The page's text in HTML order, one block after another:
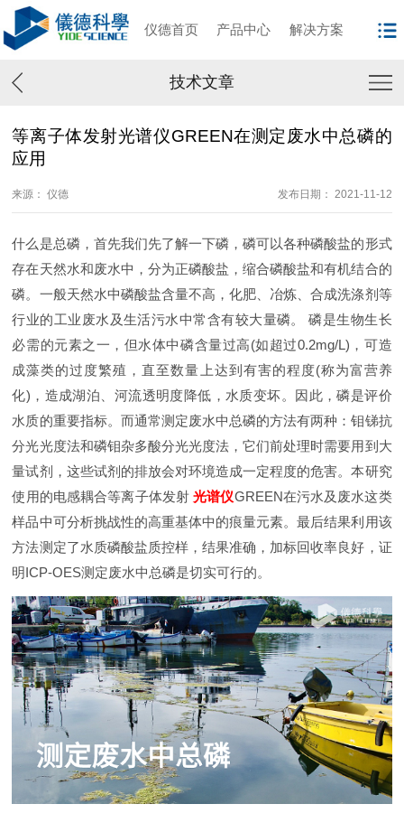
仪德首页 产品中心 解决方案
技术文章
等离子体发射光谱仪GREEN在测定废水中总磷的
应用
来源： 仪德 发布日期： 2021-11-12
什么是总磷，首先我们先了解一下磷，磷可以各种磷酸盐的形式
存在天然水和废水中，分为正磷酸盐，缩合磷酸盐和有机结合的
磷。一般天然水中磷酸盐含量不高，化肥、冶炼、合成洗涤剂等
行业的工业废水及生活污水中常含有较大量磷。 磷是生物生长
必需的元素之一，但水体中磷含量过高(如超过0.2mg/L)，可造
成藻类的过度繁殖，直至数量上达到有害的程度(称为富营养
化)，造成湖泊、河流透明度降低，水质变坏。因此，磷是评价
水质的重要指标。而通常测定废水中总磷的方法有两种：钼锑抗
分光光度法和磷钼杂多酸分光光度法，它们前处理时需要用到大
量试剂，这些试剂的排放会对环境造成一定程度的危害。本研究
使用的电感耦合等离子体发射光谱仪GREEN在污水及废水这类
样品中可分析挑战性的高重基体中的痕量元素。最后结果利用该
方法测定了水质磷酸盐质控样，结果准确，加标回收率良好，证
明ICP-OES测定废水中总磷是切实可行的。